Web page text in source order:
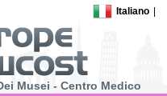
Italiano
Musei - Centro Medico